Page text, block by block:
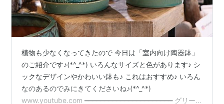
植物も少なくなってきたので 今日は「室内向け陶器鉢」
のご紹介です♪(*^_^*) いろんなサイズと色があります♪ シ
ックなデザインやかわいい鉢も♪ これはおすすめ♪ いろん
なのあるのでみにきてくださいね♪(*^_^*)
www.youtube.com ━━━━━━━━━━━━━━━━━━━━━━ グリー